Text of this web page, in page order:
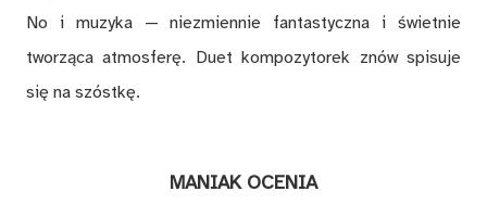
No i muzyka — niezmiennie fantastyczna i świetnie
tworząca atmosferę. Duet kompozytorek znów spisuje
się na szóstkę.
MANIAK OCENIA